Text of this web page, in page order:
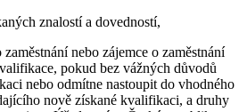
znalostí a dovedností,
zaměstnání nebo zájemce o zaměstnání
pokud bez vážných důvodů
nebo odmítne nastoupit do vhodného
nově získané kvalifikaci, a druhy